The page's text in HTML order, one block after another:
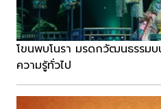
โขนพบโนรา มรดกวัฒนธรรมบ
ความรู้ทั่วไป